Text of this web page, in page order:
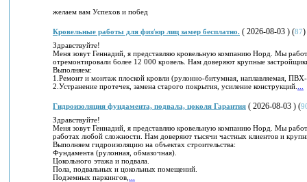
желаем вам Успехов и побед
Кровельные работы для физ/юр лиц замер бесплатно. ( 2026-08-03 ) (87)
Здравствуйте!
Меня зовут Геннадий, я представляю кровельную компанию Норд. Мы
отремонтировали более 12 000 кровель. Нам доверяют крупные
Выполняем:
1.Ремонт и монтаж плоской кровли (рулонно-битумная, наплавляемая,
2.Устранение протечек, замена старого покрытия, усиление конструкций.
Гидроизоляция фундамента, подвала, цоколя Гарантия ( 2026-08-03 ) (
Здравствуйте!
Меня зовут Геннадий, я представляю кровельную компанию Норд. Мы
работах любой сложности. Нам доверяют тысячи частных клиентов и
Выполняем гидроизоляцию на объектах строительства:
Фундамента (рулонная, обмазочная).
Цокольного этажа и подвала.
Пола, подвальных и цокольных помещений.
Подземных паркингов,